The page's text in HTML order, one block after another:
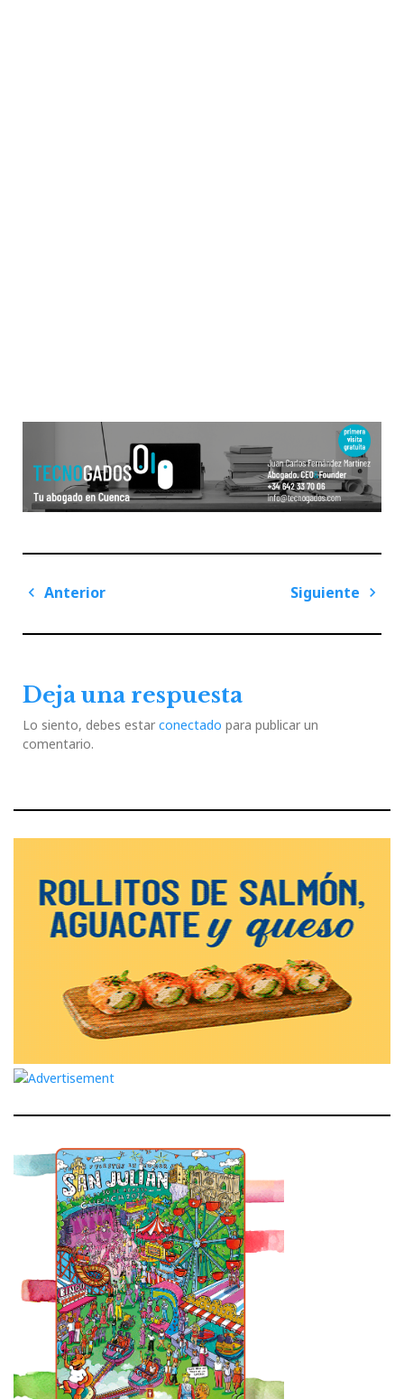
Navegación
entradas
Anterior
Siguiente
Deja una respuesta
Lo siento, debes estar conectado para publicar un
comentario.